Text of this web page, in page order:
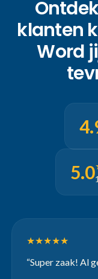
klanten
Word
5.0
★★★★★
“Super zaak! Al